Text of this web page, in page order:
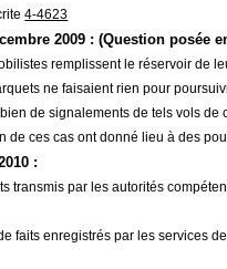
4-4623
2009 : (Question posée
remplissent le réservoir de
ne faisaient rien pour
de signalements de tels vols
de ces cas ont donné lieu à des
:
transmis par les autorités
faits enregistrés par les services